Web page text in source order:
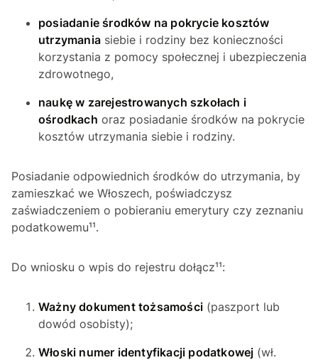
posiadanie środków na pokrycie kosztów
utrzymania siebie i rodziny bez konieczności
korzystania z pomocy społecznej i ubezpieczenia
zdrowotnego,
naukę w zarejestrowanych szkołach i
ośrodkach oraz posiadanie środków na pokrycie
kosztów utrzymania siebie i rodziny.
Posiadanie odpowiednich środków do utrzymania, by
zamieszkać we Włoszech, poświadczysz
zaświadczeniem o pobieraniu emerytury czy zeznaniu
podatkowemu¹¹.
Do wniosku o wpis do rejestru dołącz¹¹:
Ważny dokument tożsamości (paszport lub
dowód osobisty);
Włoski numer identyfikacji podatkowej (wł.